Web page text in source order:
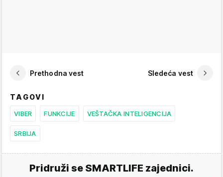
Prethodna vest Sledeća vest
TAGOVI
VIBER FUNKCIJE VEŠTAČKA INTELIGENCIJA
SRBIJA
Pridruži se SMARTLIFE zajednici.